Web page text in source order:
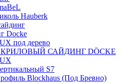
Hauberk
Docke
под дерево
САЙДИНГ DÖCKE
S7
Blockhaus (Под Бревно)